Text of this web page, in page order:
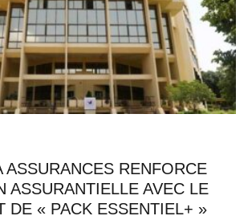
RENFORCE
ASSURANTIELLE AVEC LE
DE « PACK ESSENTIEL+ »